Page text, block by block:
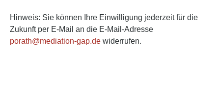
Hinweis: Sie können Ihre Einwilligung jederzeit für die
Zukunft per E-Mail an die E-Mail-Adresse
porath@mediation-gap.de widerrufen.